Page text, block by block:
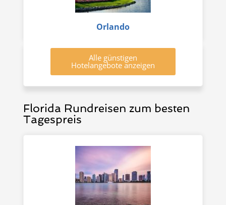
Orlando
Alle günstigen
Hotelangebote anzeigen
Florida Rundreisen zum besten
Tagespreis